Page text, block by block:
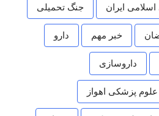
ایران جنگ تحمیلی
خبر مهم دارو
داروسازی
علوم پزشکی اهواز